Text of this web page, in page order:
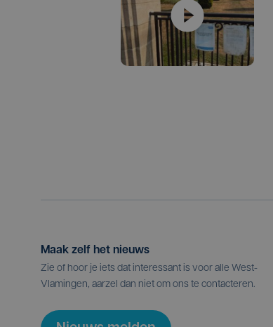
Maak zelf het nieuws
Zie of hoor je iets dat interessant is voor alle West-
Vlamingen, aarzel dan niet om ons te contacteren.